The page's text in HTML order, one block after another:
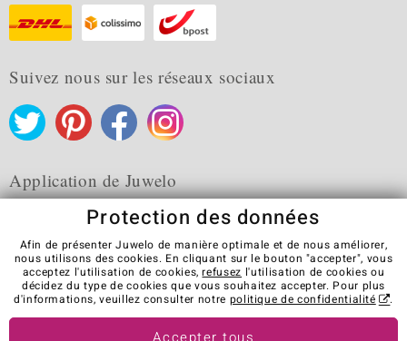
Suivez nous sur les réseaux sociaux
Application de Juwelo
CGV Protection des données
Cookies
Mentions légales
Contact
Révocation du contrat
Visit our stores in other countries:
Protection des données
Afin de présenter Juwelo de manière optimale et de nous améliorer,
nous utilisons des cookies. En cliquant sur le bouton "accepter", vous
acceptez l'utilisation de cookies,refusez l'utilisation de cookies ou
décidez du type de cookies que vous souhaitez accepter. Pour plus
d'informations, veuillez consulter notre politique de confidentialité .